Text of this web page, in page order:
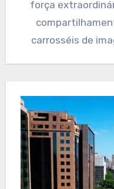
força
carrosséis de